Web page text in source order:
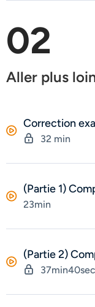
02
Aller plus
Correction
32 min
(Partie 1)
23min
(Partie 2)
37min40sec